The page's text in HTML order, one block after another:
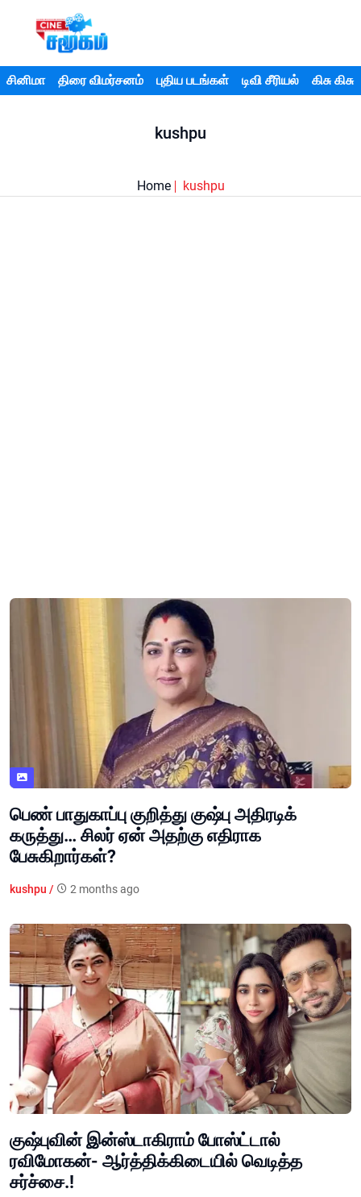
சினிமா திரை விமர்சனம் புதிய படங்கள் டிவி சீரியல் கிசு கிசு
kushpu
Home kushpu
பெண் பாதுகாப்பு குறித்து குஷ்பு அதிரடிக்
கருத்து… சிலர் ஏன் அதற்கு எதிராக
பேசுகிறார்கள்?
kushpu / 2 months ago
குஷ்புவின் இன்ஸ்டாகிராம் போஸ்ட்டால்
ரவிமோகன்- ஆர்த்திக்கிடையில் வெடித்த
சர்ச்சை.!